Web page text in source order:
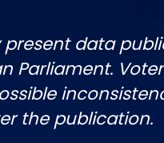
data
Parliament.
the publication.